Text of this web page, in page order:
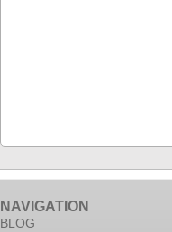
NAVIGATION
BLOG